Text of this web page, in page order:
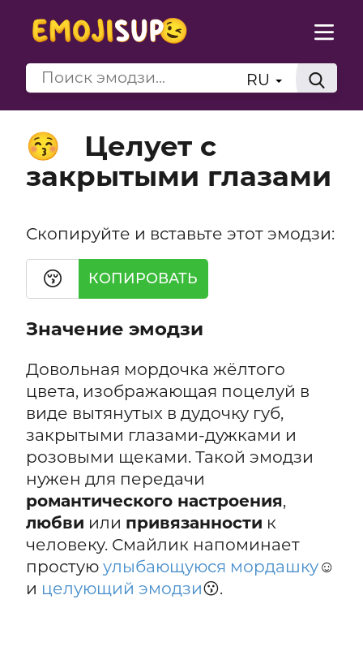
RU
😚
Целует с
закрытыми глазами
Скопируйте и вставьте этот эмодзи:
😚 КОПИРОВАТЬ
Значение эмодзи
Довольная мордочка жёлтого
цвета, изображающая поцелуй в
виде вытянутых в дудочку губ,
закрытыми глазами-дужками и
розовыми щеками. Такой эмодзи
нужен для передачи
романтического настроения,
любви или привязанности к
человеку. Смайлик напоминает
простую улыбающуюся мордашку☺️
и целующий эмодзи😗.